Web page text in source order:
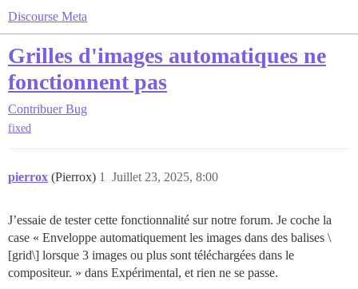
Discourse Meta
Grilles d'images automatiques ne
fonctionnent pas
Contribuer Bug
fixed
pierrox (Pierrox) Juillet 23, 2025, 8:00
1
J’essaie de tester cette fonctionnalité sur notre forum. Je coche la
case « Enveloppe automatiquement les images dans des balises \
[grid\] lorsque 3 images ou plus sont téléchargées dans le
compositeur. » dans Expérimental, et rien ne se passe.